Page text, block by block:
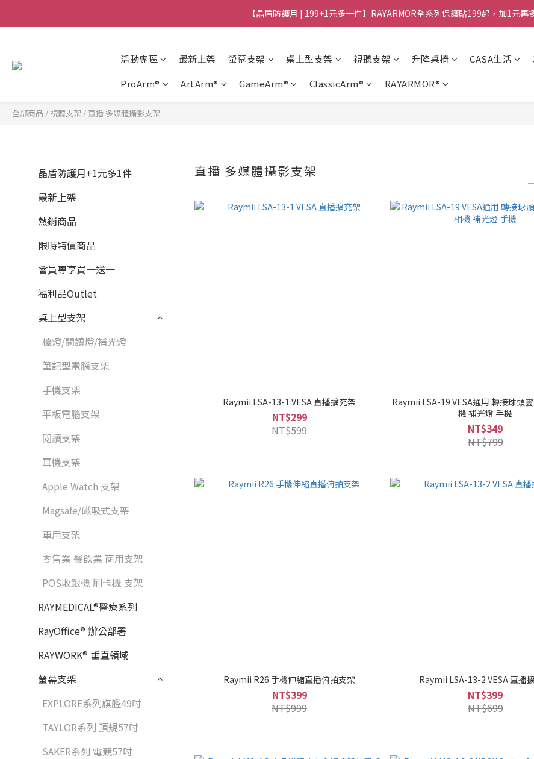
【晶盾防護月 | 199+1元多一件】RAYARMOR全系列保護貼199起，加1元再
活動專區 最新上架 螢幕支架 桌上型支架 視聽支架 升降桌椅 CASA生活
ProArm®
ArtArm® GameArm® ClassicArm® RAYARMOR®
全部商品 /視聽支架 /直播 多媒體攝影支架
晶盾防護月+1元多1件
最新上架
熱銷商品
限時特價商品
會員專享買一送一
福利品Outlet
桌上型支架
檯燈/閱讀燈/補光燈
筆記型電腦支架
手機支架
平板電腦支架
閱讀支架
耳機支架
Apple Watch 支架
Magsafe/磁吸式支架
車用支架
零售業 餐飲業 商用支架
POS收銀機 刷卡機 支架
RAYMEDICAL®醫療系列
RayOffice® 辦公部署
RAYWORK® 垂直領域
螢幕支架
EXPLORE系列旗艦49吋
TAYLOR系列 頂規57吋
SAKER系列 電競57吋
直播 多媒體攝影支架
Raymii LSA-13-1 VESA 直播擴充架
NT$299
NT$599
Raymii LSA-19 VESA通用 轉接球頭
機 補光燈 手機
NT$349
NT$799
Raymii R26 手機伸縮直播俯拍支架
NT$399
NT$999
Raymii LSA-13-2 VESA 直播
NT$399
NT$699